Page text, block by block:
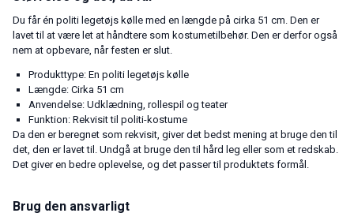
Du får én politi legetøjs kølle med en længde på cirka 51 cm. Den er
lavet til at være let at håndtere som kostumetilbehør. Den er derfor også
nem at opbevare, når festen er slut.
Produkttype: En politi legetøjs kølle
Længde: Cirka 51 cm
Anvendelse: Udklædning, rollespil og teater
Funktion: Rekvisit til politi-kostume
Da den er beregnet som rekvisit, giver det bedst mening at bruge den til
det, den er lavet til. Undgå at bruge den til hård leg eller som et redskab.
Det giver en bedre oplevelse, og det passer til produktets formål.
Brug den ansvarligt